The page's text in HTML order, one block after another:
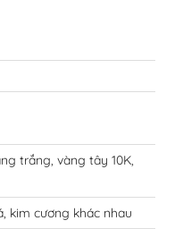
trắng, vàng tây 10K,
kim cương khác nhau